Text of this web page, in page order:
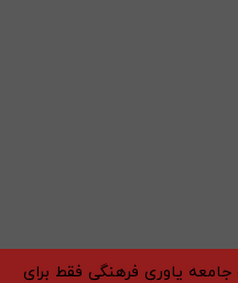
یاوری فرهنگی فقط برای